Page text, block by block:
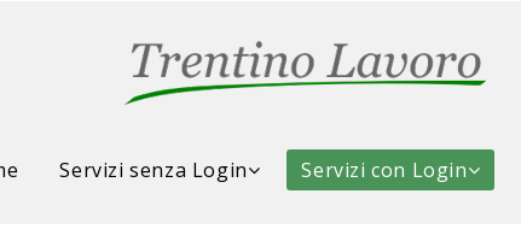
Servizi senza Login Servizi con Login